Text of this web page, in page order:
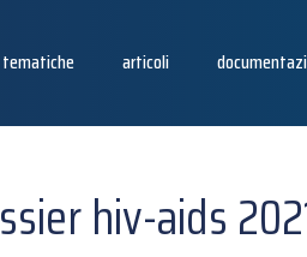
tematiche articoli
hiv-aids